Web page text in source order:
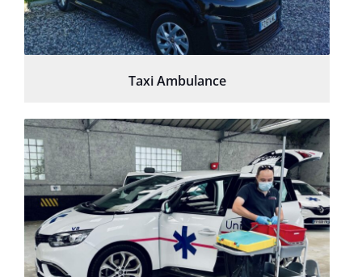
Taxi Ambulance